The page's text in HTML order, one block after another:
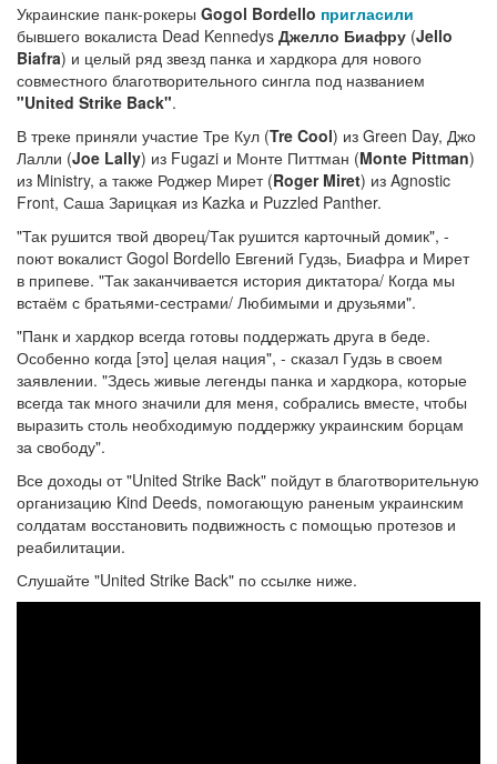
Украинские панк-рокеры Gogol Bordello пригласили
бывшего вокалиста Dead Kennedys Джелло Биафру (Jello
Biafra) и целый ряд звезд панка и хардкора для нового
совместного благотворительного сингла под названием
"United Strike Back".
В треке приняли участие Тре Кул (Tre Cool) из Green Day, Джо
Лалли (Joe Lally) из Fugazi и Монте Питтман (Monte Pittman)
из Ministry, а также Роджер Мирет (Roger Miret) из Agnostic
Front, Саша Зарицкая из Kazka и Puzzled Panther.
"Так рушится твой дворец/Так рушится карточный домик", -
поют вокалист Gogol Bordello Евгений Гудзь, Биафра и Мирет
в припеве. "Так заканчивается история диктатора/ Когда мы
встаём с братьями-сестрами/ Любимыми и друзьями".
"Панк и хардкор всегда готовы поддержать друга в беде.
Особенно когда [это] целая нация", - сказал Гудзь в своем
заявлении. "Здесь живые легенды панка и хардкора, которые
всегда так много значили для меня, собрались вместе, чтобы
выразить столь необходимую поддержку украинским борцам
за свободу".
Все доходы от "United Strike Back" пойдут в благотворительную
организацию Kind Deeds, помогающую раненым украинским
солдатам восстановить подвижность с помощью протезов и
реабилитации.
Слушайте "United Strike Back" по ссылке ниже.